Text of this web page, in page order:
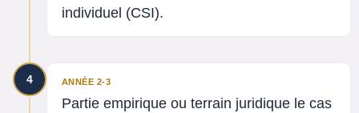
individuel (CSI).
4 ANNÉE 2-3
Partie empirique ou terrain juridique le cas